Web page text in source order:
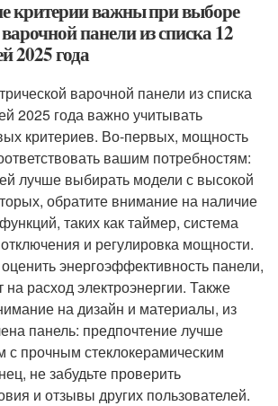
критерии важны при выборе
панели из списка 12
2025 года
варочной панели из списка
2025 года важно учитывать
критериев. Во-первых, мощность
вашим потребностям:
лучше выбирать модели с высокой
обратите внимание на наличие
таких как таймер, система
и регулировка мощности.
энергоэффективность панели,
на расход электроэнергии. Также
на дизайн и материалы, из
панель: предпочтение лучше
с прочным стеклокерамическим
не забудьте проверить
и отзывы других пользователей.